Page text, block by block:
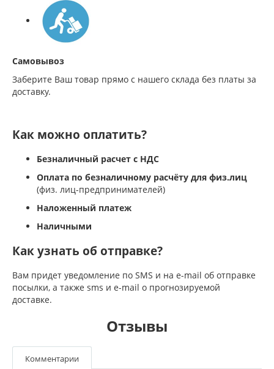
Самовывоз
Заберите Ваш товар прямо с нашего склада без платы за
доставку.
Как можно оплатить?
Безналичный расчет с НДС
Оплата по безналичному расчёту для физ.лиц
(физ. лиц-предпринимателей)
Наложенный платеж
Наличными
Как узнать об отправке?
Вам придет уведомление по SMS и на e-mail об отправке
посылки, а также sms и e-mail о прогнозируемой
доставке.
Отзывы
Комментарии